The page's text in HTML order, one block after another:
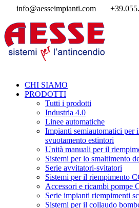
info@aesseimpianti.com
CHI SIAMO
PRODOTTI
Tutti i prodotti
Industria 4.0
Linee automatiche
Impianti semiautomatici per
svuotamento estintori
Unità manuali per il
Sistemi per lo smaltimento
Serie avvitatori-svitatori
Sistemi per il riempimento
Accessori e ricambi pompe
Serie impianti riempimenti
Sistemi per il collaudo